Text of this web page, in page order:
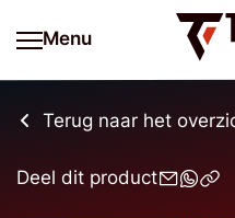
Menu
Terug naar het
Deel dit product